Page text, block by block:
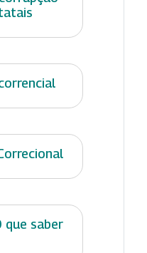
que saber